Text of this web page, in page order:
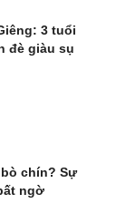
3 tuổi
đè giàu sụ
chín? Sự
ngờ